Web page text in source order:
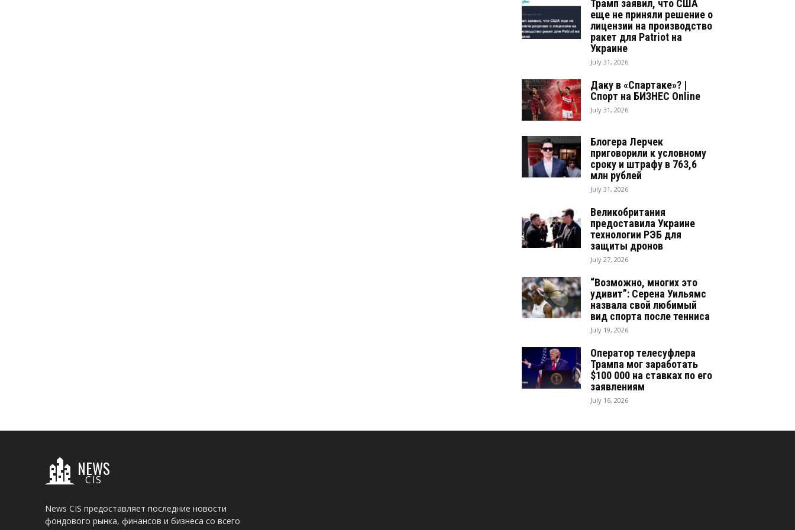
Трамп заявил, что США
еще не приняли решение о
лицензии на производство
ракет для Patriot на
Украине
July 31, 2026
Даку в «Спартаке»? |
Спорт на БИЗНЕС Online
July 31, 2026
Блогера Лерчек
приговорили к условному
сроку и штрафу в 763,6
млн рублей
July 31, 2026
Великобритания
предоставила Украине
технологии РЭБ для
защиты дронов
July 27, 2026
“Возможно, многих это
удивит”: Серена Уильямс
назвала свой любимый
вид спорта после тенниса
July 19, 2026
Оператор телесуфлера
Трампа мог заработать
$100 000 на ставках по его
заявлениям
July 16, 2026
NEWS
CIS
News CIS предоставляет последние новости
фондового рынка, финансов и бизнеса со всего